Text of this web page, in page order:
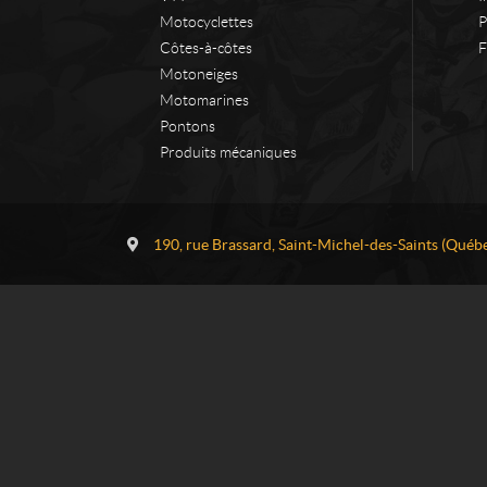
Motocyclettes
Côtes-à-côtes
Motoneiges
Motomarines
Pontons
Produits mécaniques
t
a
190, rue Brassard Saint-Michel-des-Saints